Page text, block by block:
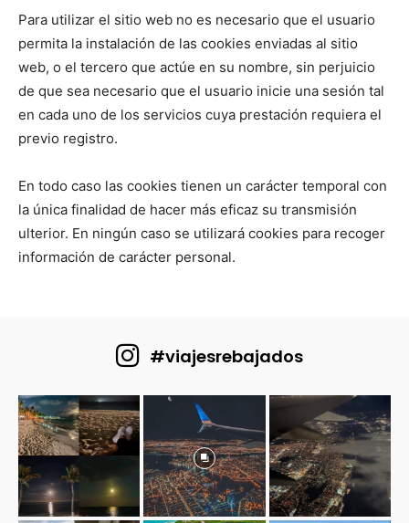
Para utilizar el sitio web no es necesario que el usuario
permita la instalación de las cookies enviadas al sitio
web, o el tercero que actúe en su nombre, sin perjuicio
de que sea necesario que el usuario inicie una sesión tal
en cada uno de los servicios cuya prestación requiera el
previo registro.
En todo caso las cookies tienen un carácter temporal con
la única finalidad de hacer más eficaz su transmisión
ulterior. En ningún caso se utilizará cookies para recoger
información de carácter personal.
#viajesrebajados